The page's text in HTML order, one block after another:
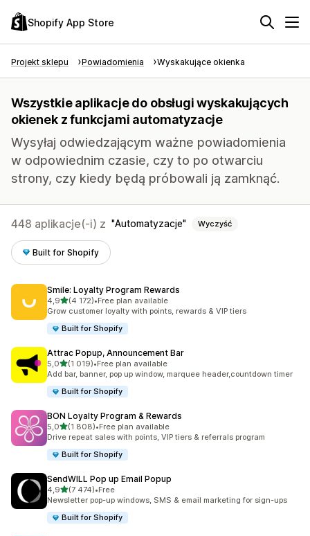
Shopify App Store
Projekt sklepu Powiadomienia Wyskakujące okienka
Wszystkie aplikacje do obsługi wyskakujących
okienek z funkcjami automatyzacje
Wysyłaj odwiedzającym ważne powiadomienia
w odpowiednim czasie, czy to po otwarciu
strony, czy kiedy będą próbowali ją zamknąć.
448 aplikacje(-i) z Automatyzacje Wyczyść
Built for Shopify
Smile: Loyalty Program Rewards
4,9na 5 gwiazdek
(4 172)
Łączna liczba recenzji: 4172
•Free plan available
Grow customer loyalty with points, rewards & VIP tiers
Built for Shopify
Attrac Popup, Announcement Bar
5,0na 5 gwiazdek
(1 019)
Łączna liczba recenzji: 1019
•Free plan available
Add bar, banner, pop up window, marquee header,countdown timer
Built for Shopify
BON Loyalty Program & Rewards
5,0na 5 gwiazdek
(1 808)
Łączna liczba recenzji: 1808
•Free plan available
Drive repeat sales with points, VIP tiers & referrals program
Built for Shopify
SendWILL Pop up Email Popup
4,9na 5 gwiazdek
(7 474)
Łączna liczba recenzji: 7474
•Free
Newsletter pop-up windows, SMS & email marketing for sign-ups
Built for Shopify